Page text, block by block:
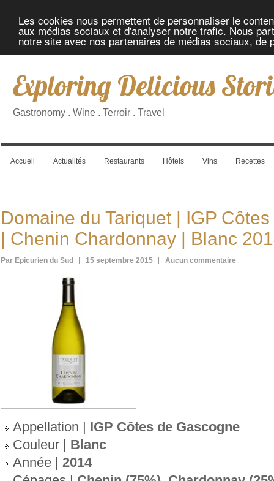
Les cookies nous permettent de personnaliser le
aux médias sociaux et d'analyser notre trafic. Nous
notre site avec nos partenaires de médias sociaux, de
Exploring Delicious
Gastronomy . Wine . Terroir . Travel
Accueil Actualités Restaurants Hôtels Vins Recettes
Domaine du Tariquet | IGP
| Chenin Chardonnay | Blanc
Par Epicurien du Sud 15 septembre 2015 Aucun commentaire
Appellation | IGP Côtes de Gascogne
Couleur | Blanc
Année | 2014